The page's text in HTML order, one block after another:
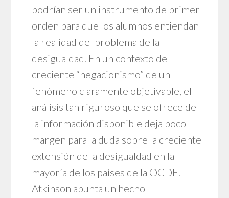
podrían ser un instrumento de primer
orden para que los alumnos entiendan
la realidad del problema de la
desigualdad. En un contexto de
creciente “negacionismo” de un
fenómeno claramente objetivable, el
análisis tan riguroso que se ofrece de
la información disponible deja poco
margen para la duda sobre la creciente
extensión de la desigualdad en la
mayoría de los países de la OCDE.
Atkinson apunta un hecho